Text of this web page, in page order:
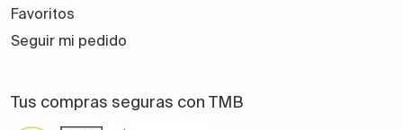
Favoritos
Seguir mi pedido
Tus compras seguras con TMB